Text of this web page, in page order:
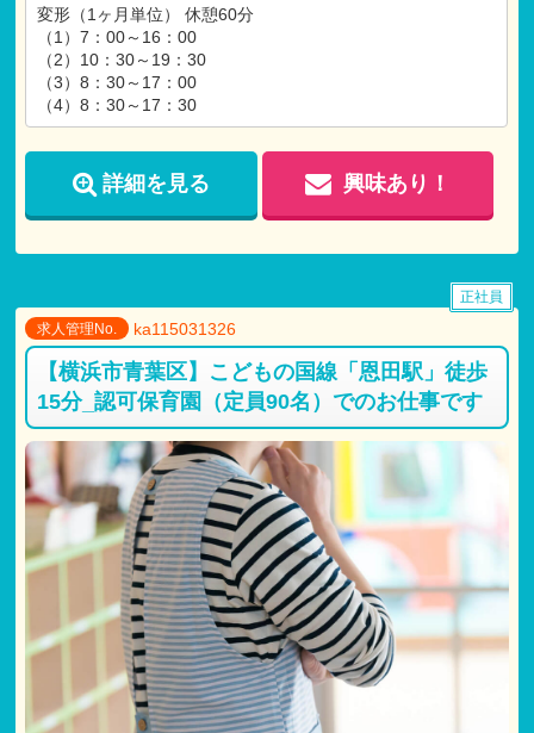
退職金制度あり（勤続1年以上）
育児休業取得実績あり
住宅手当（10,000円～20,000円）
扶養手当（3,000円～）
バイク ・自転車通勤OK！（車通勤応相談）
※試用期間：有
試用期間：3ヶ月
仕事内容：本採用と変わらず
月給：本採用と変わらず
変形（1ヶ月単位） 休憩60分
（1）7：00～16：00
（2）10：30～19：30
（3）8：30～17：00
（4）8：30～17：30
詳細を見る 興味あり！
求人管理No. ka115031326
【横浜市青葉区】こどもの国線「恩田駅」徒歩
15分_認可保育園（定員90名）でのお仕事です
正社員